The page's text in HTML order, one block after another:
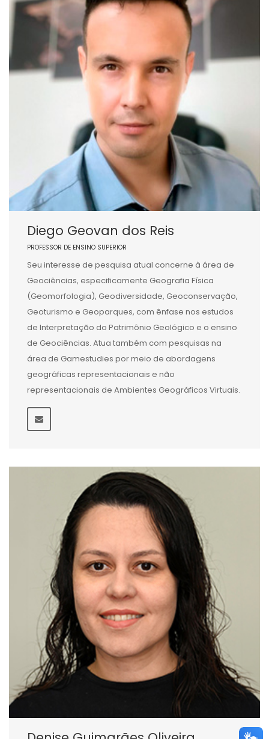
Diego Geovan dos Reis
PROFESSOR DE ENSINO SUPERIOR
Seu interesse de pesquisa atual concerne à área de
Geociências, especificamente Geografia Física
(Geomorfologia), Geodiversidade, Geoconservação,
Geoturismo e Geoparques, com ênfase nos estudos
de Interpretação do Patrimônio Geológico e o ensino
de Geociências. Atua também com pesquisas na
área de Gamestudies por meio de abordagens
geográficas representacionais e não
representacionais de Ambientes Geográficos Virtuais.